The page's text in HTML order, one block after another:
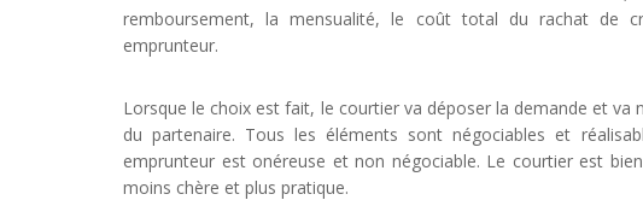
remboursement, la mensualité, le coût total du rachat de
emprunteur.
Lorsque le choix est fait, le courtier va déposer la demande et va
du partenaire. Tous les éléments sont négociables et
emprunteur est onéreuse et non négociable. Le courtier est
moins chère et plus pratique.